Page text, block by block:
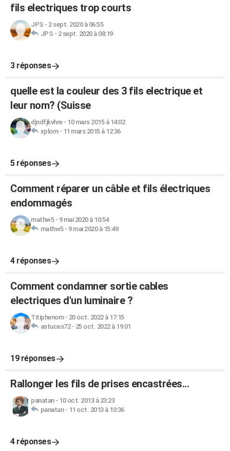
fils electriques trop courts
JPS - 2 sept. 2020 à 06:55
JPS - 2 sept. 2020 à 08:19
3 réponses
quelle est la couleur des 3 fils electrique et
leur nom? (Suisse
djndfjkvhre- 10 mars 2015 à 14:02
xplom- 11 mars 2015 à 12:36
5 réponses
Comment réparer un câble et fils électriques
endommagés
mathw5- 9 mai 2020 à 10:54
mathw5- 9 mai 2020 à 15:49
4 réponses
Comment condamner sortie cables
electriques d'un luminaire ?
Titiphenom- 20 oct. 2022 à 17:15
astuces72- 25 oct. 2022 à 19:01
19 réponses
Rallonger les fils de prises encastrées...
panatan- 10 oct. 2013 à 23:23
panatan- 11 oct. 2013 à 10:36
4 réponses